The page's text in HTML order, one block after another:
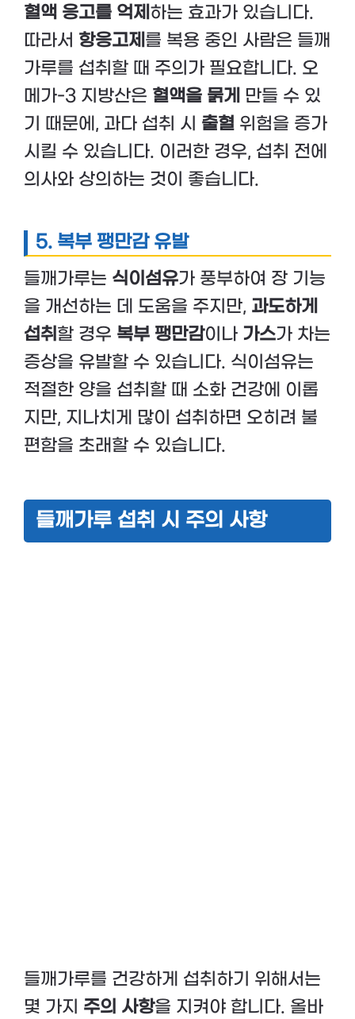
혈액 응고를 억제 하는 효과가 있습니다.
따라서 항응고제 를 복용 중인 사람은 들깨
가루를 섭취할 때 주의가 필요합니다. 오
메가-3 지방산은 혈액을 묽게 만들 수 있
기 때문에, 과다 섭취 시 출혈 위험을 증가
시킬 수 있습니다. 이러한 경우, 섭취 전에
의사와 상의하는 것이 좋습니다.
5. 복부 팽만감 유발
들깨가루는 식이섬유가 풍부하여 장 기능
을 개선하는 데 도움을 주지만, 과도하게
섭취 할 경우 복부 팽만감이나 가스가 차는
증상을 유발할 수 있습니다. 식이섬유는
적절한 양을 섭취할 때 소화 건강에 이롭
지만, 지나치게 많이 섭취하면 오히려 불
편함을 초래할 수 있습니다.
들깨가루 섭취 시 주의 사항
들깨가루를 건강하게 섭취하기 위해서는
몇 가지 주의 사항을 지켜야 합니다. 올바